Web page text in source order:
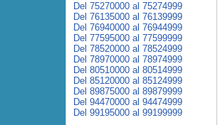
Del 75270000 al 75274999
Del 76135000 al 76139999
Del 76940000 al 76944999
Del 77595000 al 77599999
Del 78520000 al 78524999
Del 78970000 al 78974999
Del 80510000 al 80514999
Del 85120000 al 85124999
Del 89875000 al 89879999
Del 94470000 al 94474999
Del 99195000 al 99199999